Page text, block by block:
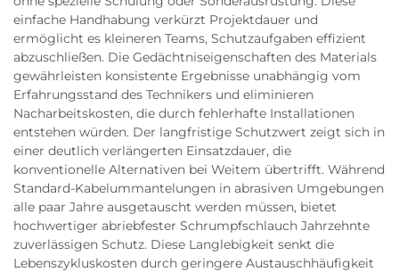
einfache Handhabung verkürzt Projektdauer und
ermöglicht es kleineren Teams, Schutzaufgaben effizient
abzuschließen. Die Gedächtniseigenschaften des Materials
gewährleisten konsistente Ergebnisse unabhängig vom
Erfahrungsstand des Technikers und eliminieren
Nacharbeitskosten, die durch fehlerhafte Installationen
entstehen würden. Der langfristige Schutzwert zeigt sich in
einer deutlich verlängerten Einsatzdauer, die
konventionelle Alternativen bei Weitem übertrifft. Während
Standard-Kabelummantelungen in abrasiven Umgebungen
alle paar Jahre ausgetauscht werden müssen, bietet
hochwertiger abriebfester Schrumpfschlauch Jahrzehnte
zuverlässigen Schutz. Diese Langlebigkeit senkt die
Lebenszykluskosten durch geringere Austauschhäufigkeit